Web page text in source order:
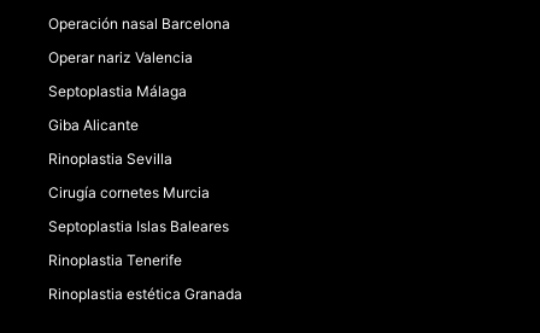
Operación nasal Barcelona
Operar nariz Valencia
Septoplastia Málaga
Giba Alicante
Rinoplastia Sevilla
Cirugía cornetes Murcia
Septoplastia Islas Baleares
Rinoplastia Tenerife
Rinoplastia estética Granada